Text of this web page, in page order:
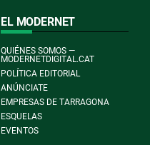
EL MODERNET
QUIÉNES SOMOS —
MODERNETDIGITAL.CAT
POLÍTICA EDITORIAL
ANÚNCIATE
EMPRESAS DE TARRAGONA
ESQUELAS
EVENTOS